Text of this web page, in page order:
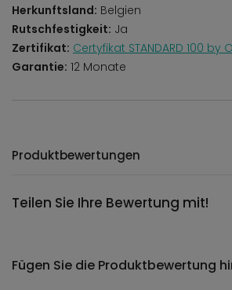
Herkunftsland: Belgien
Rutschfestigkeit: Ja
Zertifikat: Certyfikat STANDARD 100 by
Garantie: 12 Monate
Produktbewertungen
Teilen Sie Ihre Bewertung mit!
Fügen Sie die Produktbewertung